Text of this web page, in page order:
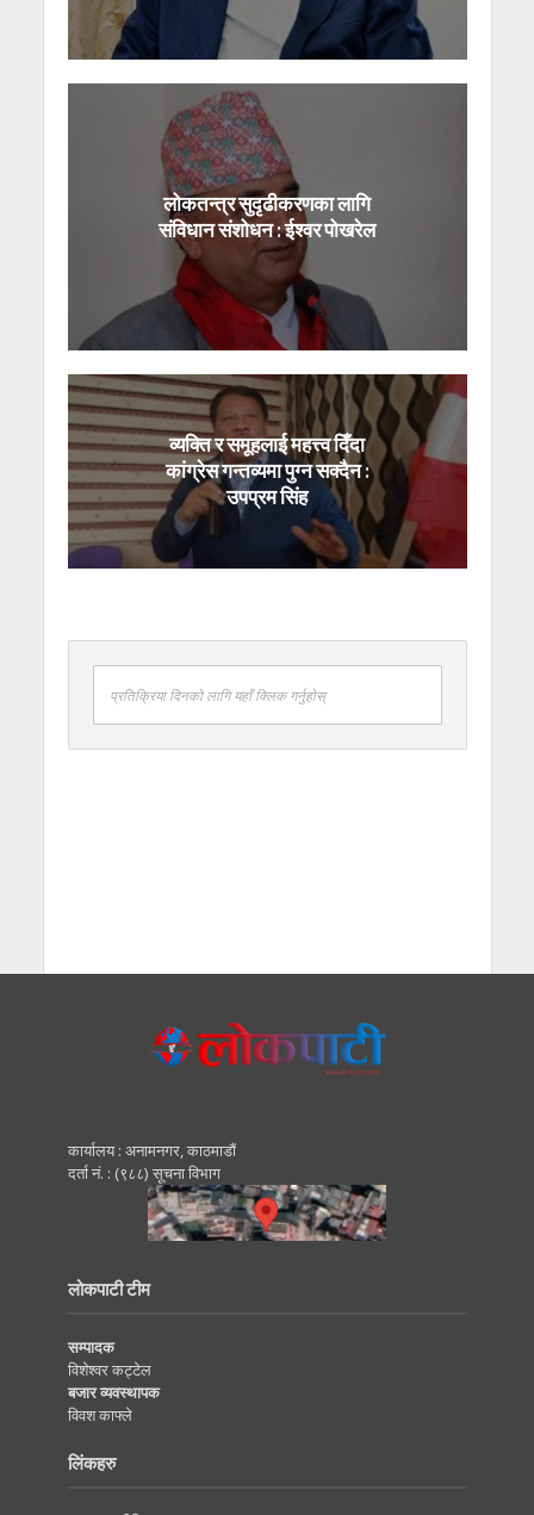
लोकतन्त्र सुदृढीकरणका लागि
संविधान संशोधन : ईश्वर पोखरेल
व्यक्ति र समूहलाई महत्त्व दिँदा
कांग्रेस गन्तव्यमा पुग्न सक्दैन :
उपप्रम सिंह
प्रतिक्रिया दिनको लागि यहाँ क्लिक गर्नुहोस्
कार्यालय : अनामनगर, काठमाडाैं
दर्ता नं. : (९८८) सूचना विभाग
लोकपाटी टीम
सम्पादक
विशेश्वर कट्टेल
बजार व्यवस्थापक
विवश काफ्ले
लिंकहरु